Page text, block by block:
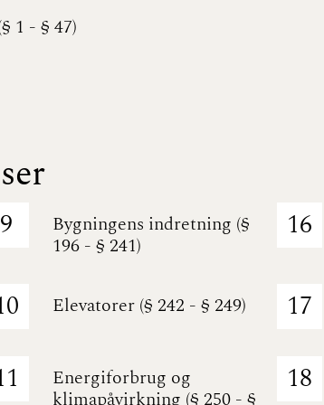
1 - § 47)
9
Bygningens indretning (§
196 - § 241)
Elevatorer (§ 242 - § 249)
Energiforbrug og
klimapåvirkning (§ 250 - §
16
17
18